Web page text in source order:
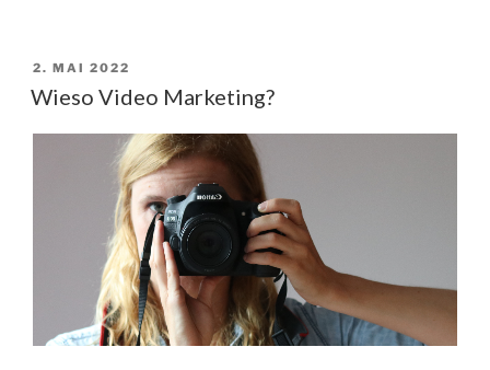
VERÖFFENTLICHT
AM
2. MAI 2022
Wieso Video Marketing?